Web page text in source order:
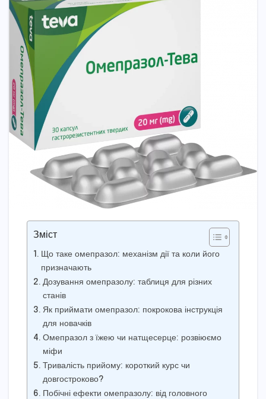
Зміст
Що таке омепразол: механізм дії та коли його
призначають
Дозування омепразолу: таблиця для різних
станів
Як приймати омепразол: покрокова інструкція
для новачків
Омепразол з їжею чи натщесерце: розвіюємо
міфи
Тривалість прийому: короткий курс чи
довгостроково?
Побічні ефекти омепразолу: від головного